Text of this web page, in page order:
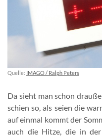
Quelle: IMAGO / Ralph Peters
Da sieht man schon
schien so, als seien die
auf einmal kommt der
auch die Hitze, die in